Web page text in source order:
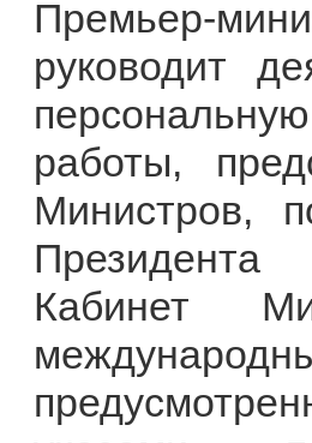
Премьер-
руководит
работы,
Министров,
Президента
Кабинет